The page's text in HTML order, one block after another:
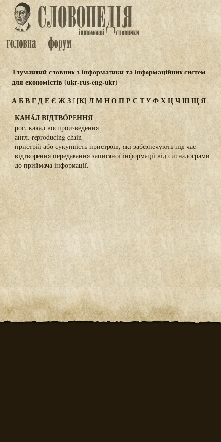
Тлумачний словник з інформатики та інформаційних систем
для економістів (ukr-rus-eng-ukr)
АБВГДЕЄ ЖЗІ [К] ЛМНОПРС ТУФХЦЧШЩЯ
КАНÁЛ ВІДТВÓРЕННЯ
рос. канал воспроизведения
англ. reproducing chain
пристрій або сукупність пристроїв, які забезпечують під час
відтворення передавання записаної інформації від сигналограми
до приймача інформації.